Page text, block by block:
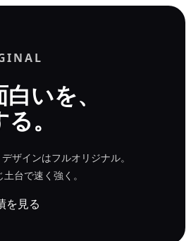
いを、
。
ザインはフルオリジナル。
台で速く強く。
を見る